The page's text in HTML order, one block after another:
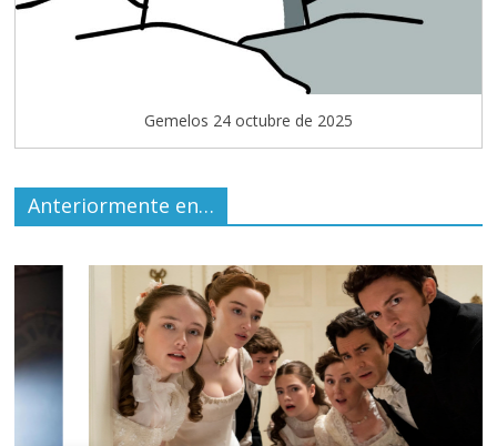
Gemelos 24 octubre de 2025
Anteriormente en…